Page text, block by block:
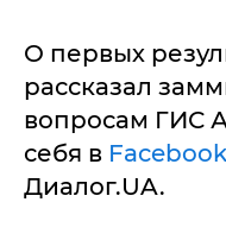
О первых
рассказал
вопросам ГИС
себя в Facebook
Диалог.UA.